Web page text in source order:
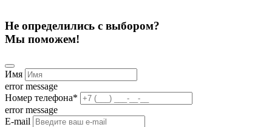
Не определились с выбором?
Мы поможем!
Имя
error message
Номер телефона*
error message
E-mail